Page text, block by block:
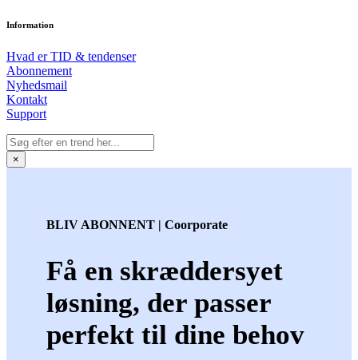
Information
Hvad er TID & tendenser
Abonnement
Nyhedsmail
Kontakt
Support
×
BLIV ABONNENT | Coorporate
Få en skræddersyet
løsning, der passer
perfekt til dine behov